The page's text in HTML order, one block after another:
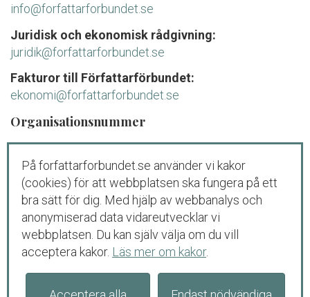
info@forfattarforbundet.se
Juridisk och ekonomisk rådgivning:
juridik@forfattarforbundet.se
Fakturor till Författarförbundet:
ekonomi@forfattarforbundet.se
Organisationsnummer
802004-7687
Telefon
Växeln:08-545 132 00
Tisdag-fredag: 09.00-11.00
Juridisk och ekonomisk rådgivning för
medlemmar och debutanter:
08-545 132 00 (tryck1)
På forfattarforbundet.se använder vi kakor
(cookies) för att webbplatsen ska fungera på ett
bra sätt för dig. Med hjälp av webbanalys och
anonymiserad data vidareutvecklar vi
webbplatsen. Du kan själv välja om du vill
acceptera kakor. Läs mer om kakor.